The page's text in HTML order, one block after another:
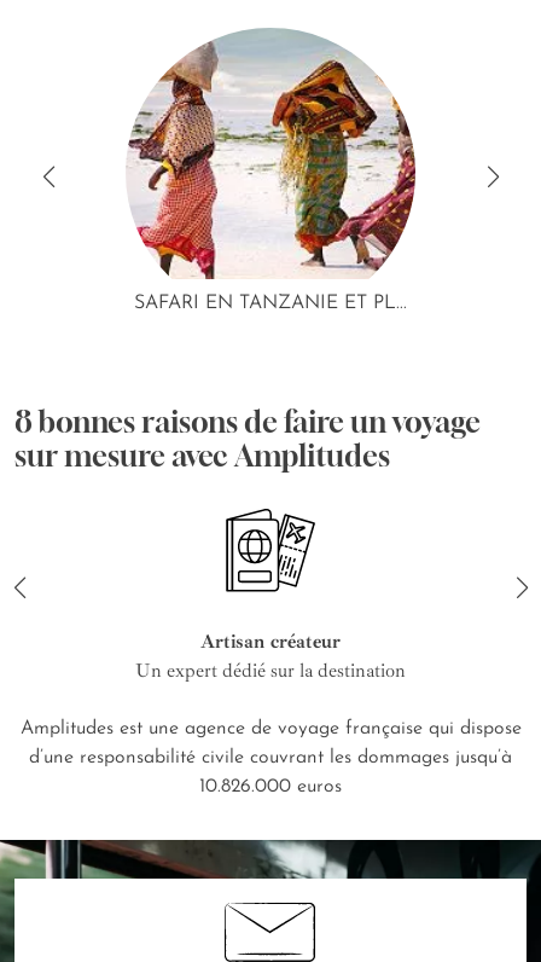
SAFARI EN TANZANIE ET PL...
8 bonnes raisons de faire un voyage
sur mesure avec Amplitudes
Artisan créateur
Un expert dédié sur la destination
Amplitudes est une agence de voyage française qui dispose
d’une responsabilité civile couvrant les dommages jusqu’à
10.826.000 euros